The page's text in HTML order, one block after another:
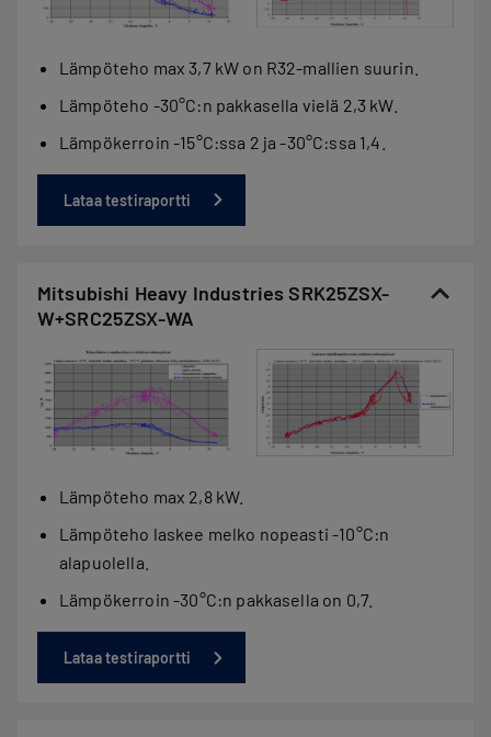
Lämpöteho max 3,7 kW on R32-mallien suurin.
Lämpöteho -30°C:n pakkasella vielä 2,3 kW.
Lämpökerroin -15°C:ssa 2 ja -30°C:ssa 1,4.
Lataa testiraportti
Mitsubishi Heavy Industries SRK25ZSX-
W+SRC25ZSX-WA
Lämpöteho max 2,8 kW.
Lämpöteho laskee melko nopeasti -10°C:n
alapuolella.
Lämpökerroin -30°C:n pakkasella on 0,7.
Lataa testiraportti